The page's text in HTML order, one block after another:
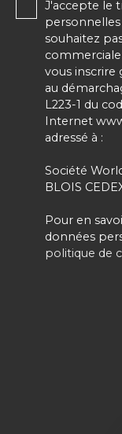
J'accepte le
souhaitez
vous
au
L223-1 du
Internet
adressé à :
Société
BLOIS
Pour en
données
politique de